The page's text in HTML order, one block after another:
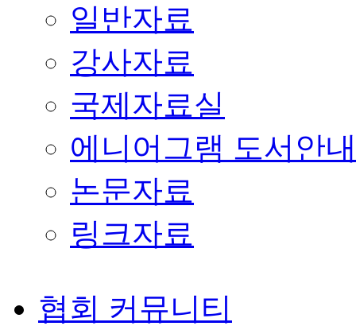
일반자료
강사자료
국제자료실
에니어그램 도서안내
논문자료
링크자료
협회 커뮤니티